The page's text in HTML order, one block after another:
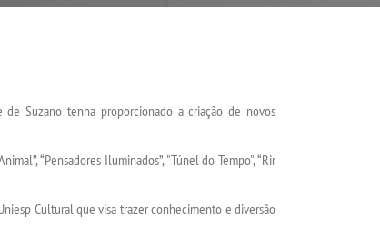
Suzano tenha proporcionado a criação de novos
“Pensadores Iluminados”, "Túnel do Tempo", “Rir
Cultural que visa trazer conhecimento e diversão